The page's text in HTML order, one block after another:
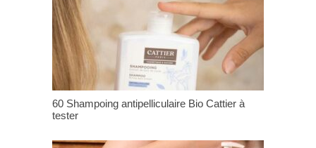
60 Shampoing antipelliculaire Bio Cattier à
tester